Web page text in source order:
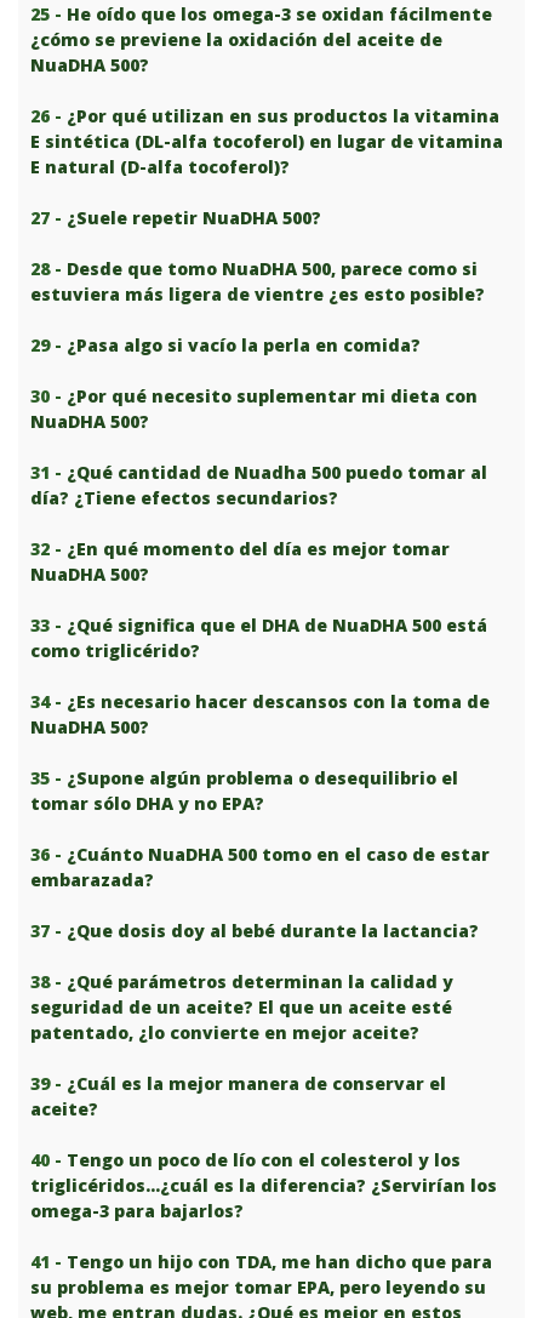
25 - He oído que los omega-3 se oxidan fácilmente
¿cómo se previene la oxidación del aceite de
NuaDHA 500?
26 - ¿Por qué utilizan en sus productos la vitamina
E sintética (DL-alfa tocoferol) en lugar de vitamina
E natural (D-alfa tocoferol)?
27 - ¿Suele repetir NuaDHA 500?
28 - Desde que tomo NuaDHA 500, parece como si
estuviera más ligera de vientre ¿es esto posible?
29 - ¿Pasa algo si vacío la perla en comida?
30 - ¿Por qué necesito suplementar mi dieta con
NuaDHA 500?
31 - ¿Qué cantidad de Nuadha 500 puedo tomar al
día? ¿Tiene efectos secundarios?
32 - ¿En qué momento del día es mejor tomar
NuaDHA 500?
33 - ¿Qué significa que el DHA de NuaDHA 500 está
como triglicérido?
34 - ¿Es necesario hacer descansos con la toma de
NuaDHA 500?
35 - ¿Supone algún problema o desequilibrio el
tomar sólo DHA y no EPA?
36 - ¿Cuánto NuaDHA 500 tomo en el caso de estar
embarazada?
37 - ¿Que dosis doy al bebé durante la lactancia?
38 - ¿Qué parámetros determinan la calidad y
seguridad de un aceite? El que un aceite esté
patentado, ¿lo convierte en mejor aceite?
39 - ¿Cuál es la mejor manera de conservar el
aceite?
40 - Tengo un poco de lío con el colesterol y los
triglicéridos…¿cuál es la diferencia? ¿Servirían los
omega-3 para bajarlos?
41 - Tengo un hijo con TDA, me han dicho que para
su problema es mejor tomar EPA, pero leyendo su
web, me entran dudas. ¿Qué es mejor en estos